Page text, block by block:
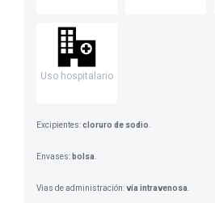
Uso hospitalario
Excipientes:cloruro de sodio
Envases: bolsa
Vias de administración:vía intravenosa